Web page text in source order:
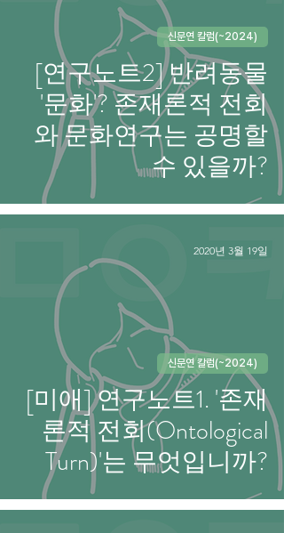
[연구노트2] 반려동물
'문화'? 존재론적 전회
와 문화연구는 공명할
수 있을까?
신문연 칼럼(~2024)
[미애] 연구노트1. '존재
론적 전회(Ontological
Turn)'는 무엇입니까?
신문연 칼럼(~2024)
2020년 3월 19일